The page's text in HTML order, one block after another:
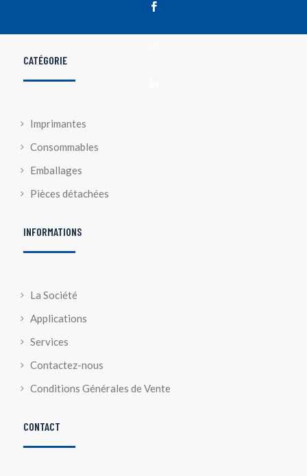

CATÉGORIE
Imprimantes
Consommables
Emballages
Pièces détachées
INFORMATIONS
La Société
Applications
Services
Contactez-nous
Conditions Générales de Vente
CONTACT